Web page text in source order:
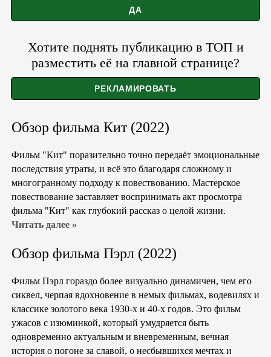
Хотите поднять публикацию в ТОП и
разместить её на главной странице?
Обзор фильма Кит (2022)
Фильм "Кит" поразительно точно передаёт эмоциональные
последствия утраты, и всё это благодаря сложному и
многогранному подходу к повествованию. Мастерское
повествование заставляет воспринимать акт просмотра
фильма "Кит" как глубокий рассказ о целой жизни.
Читать далее »
Обзор фильма Пэрл (2022)
Фильм Пэрл гораздо более визуально динамичен, чем его
сиквел, черпая вдохновение в немых фильмах, водевилях и
классике золотого века 1930-х и 40-х годов. Это фильм
ужасов с изюминкой, который умудряется быть
одновременно актуальным и вневременным, вечная
история о погоне за славой, о несбывшихся мечтах и